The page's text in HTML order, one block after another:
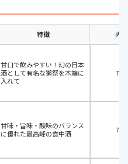
特徴 内
甘口で飲みやすい！幻の日本
酒として有名な獺祭を木箱に
入れて
甘味・旨味・酸味のバランス
に優れた最高峰の食中酒